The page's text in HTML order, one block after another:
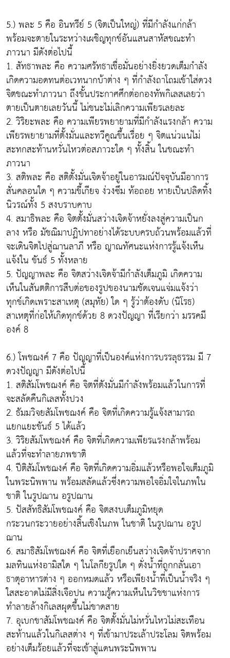
5.) พละ 5 คือ อินทรีย์ 5 (จิตเป็นใหญ่) ที่มีกำลังแก่กล้า
พร้อมจะตายในระหว่างเผชิญทุกข์อันแสนสาหัสขณะทำ
ภาวนา มีดังต่อไปนี้
1. สัทธาพละ คือ ความศรัทธาเชื่อมั่นอย่างยิ่งยวดเต็มกำลัง
เกิดความอดทนต่อเวทนากบ้าต่าง ๆ ที่กำลังถาโถมเข้าใส่ดวง
จิตขณะทำภาวนา ถึงขั้นประกาศศึกต่อกองทัพกิเลสเลยว่า
ตายเป็นตายเลยวันนี้ ไม่ชนะไม่เลิกความเพียรเลยละ
2. วิริยะพละ คือ ความเพียรพยายามที่มีกำลังแรงกล้า ความ
เพียรพยายามที่ตั้งมั่นและทวีคูณขึ้นเรื่อย ๆ จิตแน่วแน่ไม่
สะทกสะท้านหวั่นไหวต่อสภาวะใด ๆ ทั้งสิ้น ในขณะทำ
ภาวนา
3. สติพละ คือ สติตั้งมั่นเจิดจ้าอยู่ในอารมณ์ปัจจุบันมีอาการ
สั่นคลอนใด ๆ ความขี้เกียจ ง่วงซึม ท้อถอย หายเป็นปลิดทิ้ง
นิวรณ์ทั้ง 5 สงบราบคาบ
4. สมาธิพละ คือ จิตตั้งมั่นสว่างเจิดจ้าหยั่งลงสู่ความเป็นก
ลาง หรือ มัชฌิมาปฏิปทาอย่างได้ระบบครบถ้วนพร้อมแล้วที่
จะเดินจิตไปสู่ฌานลาภี หรือ ญาณทัศนะแห่งการรู้แจ้งเห็น
แจ้งใน ขันธ์ 5 ทั้งหลาย
5. ปัญญาพละ คือ จิตสว่างเจิดจ้ามีกำลังเต็มภูมิ เกิดความ
เห็นในสันตติการสืบต่อของรูปของนามชัดเจนแจ่มแจ้งว่า
ทุกข์เกิดเพราะสาเหตุ (สมุทัย) ใด ๆ รู้ว่าต้องดับ (นิโรธ)
สาเหตุที่ก่อให้เกิดทุกข์ด้วย 8 ดวงปัญญา ที่เรียกว่า มรรคมี
องค์ 8
6.) โพชฌงค์ 7 คือ ปัญญาที่เป็นองค์แห่งการบรรลุธรรม มี 7
ดวงปัญญา มีดังต่อไปนี้
1. สติสัมโพชฌงค์ คือ จิตที่ตังมั่นมีกำลังพร้อมแล้วในการที่
จะสลัดคืนกิเลสทั้งปวง
2. ธัมมวิจยสัมโพชฌงค์ คือ จิตที่เกิดความรู้แจ้งสามารถ
แยกแยะขันธ์ 5 ได้แล้ว
3. วิริยสัมโพชฌงค์ คือ จิตที่เกิดความเพียรแรงกล้าพร้อม
แล้วที่จะทำลายภพชาติ
4. ปีติสัมโพชฌงค์ คือ จิตที่เกิดความอิ่มแล้วหรือพอใจเต็มภูมิ
ในพระนิพพาน พร้อมสลัดแล้วซึ่งความพอใจอิ่มใจในภพใน
ชาติ ในรูปฌาน อรูปฌาน
5. ปัสสัทธิสัมโพชฌงค์ คือ จิตสงบเต็มภูมิหยุด
กระวนกระวายอย่างสิ้นเชิงในภพ ในชาติ ในรูปฌาน อรูป
ฌาน
6. สมาธิสัมโพชฌงค์ คือ จิตที่เยือกเย็นสว่างเจิดจ้าปราศจาก
มลทินแห่งอามิสใด ๆ ในโลกียรูปใด ๆ ดั่งน้ำที่ถูกกลั่นเอา
ธาตุอาหารต่าง ๆ ออกหมดแล้ว หรือเพียงน้ำที่เป็นน้ำจริง ๆ
ใสสะอาดไม่มีสิ่งเจือปน ความรู้ความเห็นในวิชชาแห่งการ
ทำลายล้างกิเลสผุดขึ้นไม่ขาดสาย
7. อุเบกขาสัมโพชฌงค์ คือ จิตตั้งมั่นไม่หวั่นไหวไม่สะเทือน
สะท้านแล้วในกิเลสต่าง ๆ ที่เข้ามาประเล้าประโลม จิตพร้อม
อย่างเต็มร้อยแล้วที่จะเข้าสู่แดนพระนิพพาน